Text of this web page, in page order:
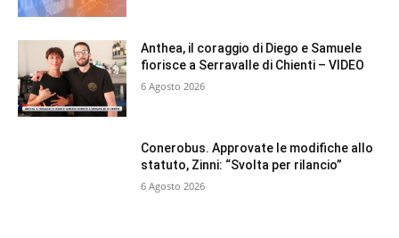
Anthea, il coraggio di Diego e Samuele
fiorisce a Serravalle di Chienti – VIDEO
6 Agosto 2026
Conerobus. Approvate le modifiche allo
statuto, Zinni: “Svolta per rilancio”
6 Agosto 2026